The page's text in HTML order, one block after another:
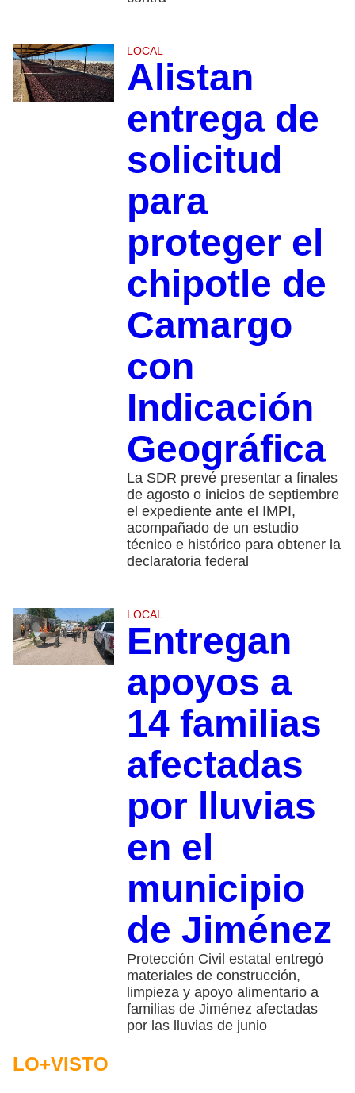
LOCAL
Alistan
entrega de
solicitud
para
proteger el
chipotle de
Camargo
con
Indicación
Geográfica
La SDR prevé presentar a finales
de agosto o inicios de septiembre
el expediente ante el IMPI,
acompañado de un estudio
técnico e histórico para obtener la
declaratoria federal
LOCAL
Entregan
apoyos a
14 familias
afectadas
por lluvias
en el
municipio
de Jiménez
Protección Civil estatal entregó
materiales de construcción,
limpieza y apoyo alimentario a
familias de Jiménez afectadas
por las lluvias de junio
LO+VISTO